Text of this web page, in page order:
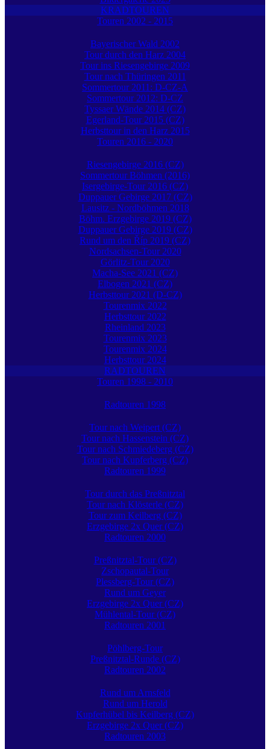
KRADTOUREN
Touren 2002 - 2015
Bayerischer Wald 2002
Tour durch den Harz 2004
Tour ins Riesengebirge 2009
Tour nach Thüringen 2011
Sommertour 2011: D-CZ-A
Sommertour 2012: D-CZ
Tyssaer Wände 2014 (CZ)
Egerland-Tour 2015 (CZ)
Herbsttour in den Harz 2015
Touren 2016 - 2020
Riesengebirge 2016 (CZ)
Sommertour Böhmen (2016)
Isergebirge-Tour 2016 (CZ)
Duppauer Gebirge 2017 (CZ)
Lausitz - Nordböhmen 2018
Böhm. Erzgebirge 2019 (CZ)
Duppauer Gebirge 2019 (CZ)
Rund um den Říp 2019 (CZ)
Nordsachsen-Tour 2020
Görlitz-Tour 2020
Macha-See 2021 (CZ)
Elbogen 2021 (CZ)
Herbsttour 2021 (D-CZ)
Tourenmix 2022
Herbsttour 2022
Rheinland 2023
Tourenmix 2023
Tourenmix 2024
Herbsttour 2024
RADTOUREN
Touren 1998 - 2010
Radtouren 1998
Tour nach Weipert (CZ)
Tour nach Hassenstein (CZ)
Tour nach Schmiedeberg (CZ)
Tour nach Kupferberg (CZ)
Radtouren 1999
Tour durch das Preßnitztal
Tour nach Klösterle (CZ)
Tour zum Keilberg (CZ)
Erzgebirge 2x Quer (CZ)
Radtouren 2000
Preßnitztal-Tour (CZ)
Zschopautal-Tour
Plessberg-Tour (CZ)
Rund um Geyer
Erzgebirge 2x Quer (CZ)
Mühlental-Tour (CZ)
Radtouren 2001
Pöhlberg-Tour
Preßnitztal-Runde (CZ)
Radtouren 2002
Rund um Arnsfeld
Rund um Herold
Kupferhübel bis Keilberg (CZ)
Erzgebirge 2x Quer (CZ)
Radtouren 2003